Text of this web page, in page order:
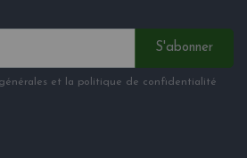
S'abonner
et la politique de confidentialité